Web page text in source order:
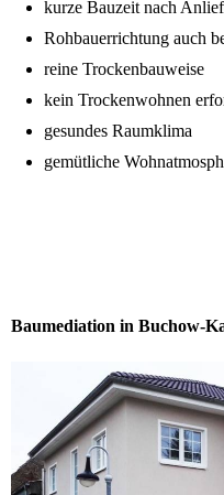
kurze Bauzeit nach
Rohbauerrichtung auch
reine Trockenbauweise
kein Trockenwohnen
gesundes Raumklima
gemütliche
Baumediation in Buchow-